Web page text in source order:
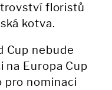
floristů
kotva.
Cup nebude
na Europa Cup
pro nominaci